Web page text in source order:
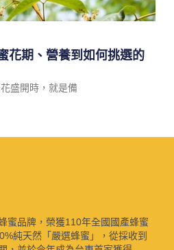
花期、營養到如何挑選的
盛開時，就是備
蜜品牌，榮獲110年全國國產蜂蜜
純天然「嚴選蜂蜜」，從採收到